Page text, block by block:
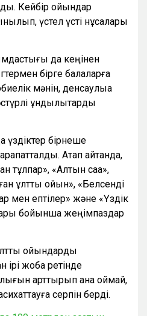
Кейбір ойындар
үстел үсті нұсқалары
да кеңінен
бірге балаларға
мәнін, денсаулыққа
құндылықтарды
бірнеше
Атап айтқанда,
тұлпар», «Алтын сақа»,
ұлттық ойын», «Белсенді
мен ептілер» және «Үздік
бойынша жеңімпаздар
ойындарды
ірі жоба ретінде
арттырып қана қоймай,
серпін берді.